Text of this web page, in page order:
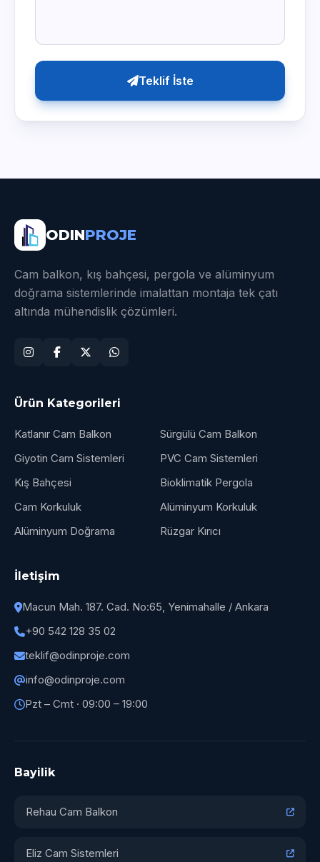
Teklif İste
ODINPROJE
Cam balkon, kış bahçesi, pergola ve alüminyum
doğrama sistemlerinde imalattan montaja tek çatı
altında mühendislik çözümleri.
Ürün Kategorileri
Katlanır Cam Balkon
Sürgülü Cam Balkon
Giyotin Cam Sistemleri
PVC Cam Sistemleri
Kış Bahçesi
Bioklimatik Pergola
Cam Korkuluk
Alüminyum Korkuluk
Alüminyum Doğrama
Rüzgar Kırıcı
İletişim
Macun Mah. 187. Cad. No:65, Yenimahalle / Ankara
+90 542 128 35 02
teklif@odinproje.com
info@odinproje.com
Pzt – Cmt · 09:00 – 19:00
Bayilik
Rehau Cam Balkon
Eliz Cam Sistemleri